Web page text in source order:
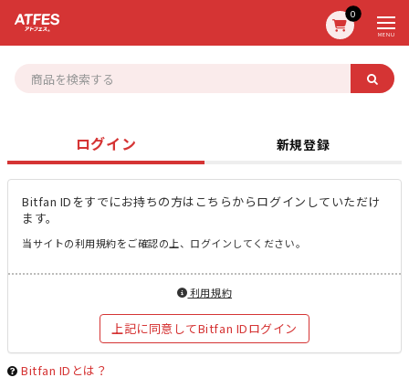
0
MENU
ログイン 新規登録
Bitfan IDをすでにお持ちの方はこちらからログインしていただけ
ます。
当サイトの利用規約をご確認の上、ログインしてください。
利用規約
上記に同意してBitfan IDログイン
Bitfan IDとは？